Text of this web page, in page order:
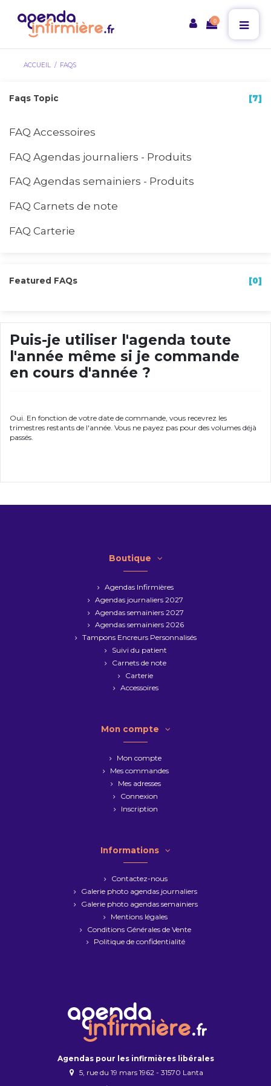
0
ACCUEIL FAQS
Faqs Topic [7]
FAQ Accessoires
FAQ Agendas journaliers - Produits
FAQ Agendas semainiers - Produits
FAQ Carnets de note
FAQ Carterie
Featured FAQs [0]
Puis-je utiliser l'agenda toute
l'année même si je commande
en cours d'année ?
Oui. En fonction de votre date de commande, vous recevrez les
trimestres restants de l'année. Vous ne payez pas pour des volumes déjà
passés.
Boutique
Agendas Infirmières
Agendas journaliers 2027
Agendas semainiers 2027
Agendas semainiers 2026
Tampons Encreurs Personnalisés
Suivi du patient
Carnets de note
Carterie
Accessoires
Mon compte
Mon compte
Mes commandes
Mes adresses
Connexion
Inscription
Informations
Contactez-nous
Galerie photo agendas journaliers
Galerie photo agendas semainiers
Mentions légales
Conditions Générales de Vente
Politique de confidentialité
Agendas pour les infirmières libérales
5, rue du 19 mars 1962 - 31570 Lanta